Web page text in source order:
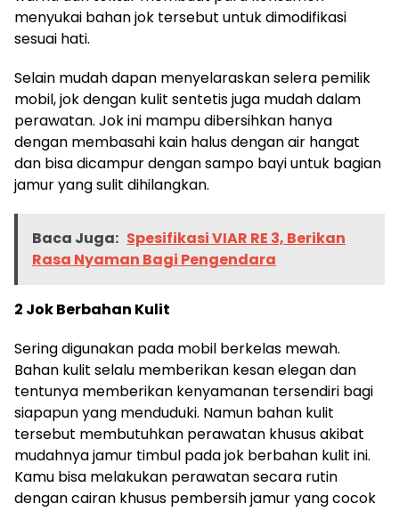
menyukai bahan jok tersebut untuk dimodifikasi
sesuai hati.
Selain mudah dapan menyelaraskan selera pemilik
mobil, jok dengan kulit sentetis juga mudah dalam
perawatan. Jok ini mampu dibersihkan hanya
dengan membasahi kain halus dengan air hangat
dan bisa dicampur dengan sampo bayi untuk bagian
jamur yang sulit dihilangkan.
Baca Juga: Spesifikasi VIAR RE 3, Berikan
Rasa Nyaman Bagi Pengendara
2 Jok Berbahan Kulit
Sering digunakan pada mobil berkelas mewah.
Bahan kulit selalu memberikan kesan elegan dan
tentunya memberikan kenyamanan tersendiri bagi
siapapun yang menduduki. Namun bahan kulit
tersebut membutuhkan perawatan khusus akibat
mudahnya jamur timbul pada jok berbahan kulit ini.
Kamu bisa melakukan perawatan secara rutin
dengan cairan khusus pembersih jamur yang cocok